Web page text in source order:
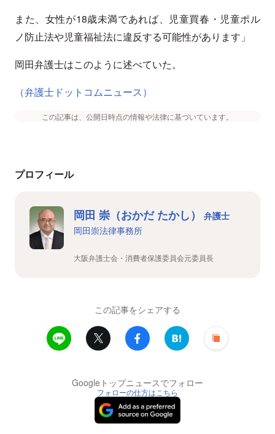
また、女性が18歳未満であれば、児童買春・児童ポル
ノ防止法や児童福祉法に違反する可能性があります」
岡田弁護士はこのように述べていた。
（弁護士ドットコムニュース）
この記事は、公開日時点の情報や法律に基づいています。
プロフィール
岡田 崇（おかだ たかし）
弁護士
岡田崇法律事務所
大阪弁護士会・消費者保護委員会元委員長
この記事をシェアする
Googleトップニュースでフォロー
フォローの仕方はこちら